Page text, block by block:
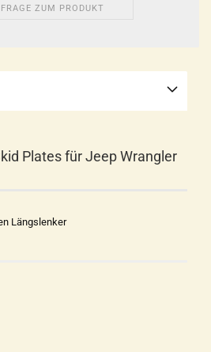
FRAGE ZUM PRODUKT
Plates für Jeep Wrangler
Längslenker